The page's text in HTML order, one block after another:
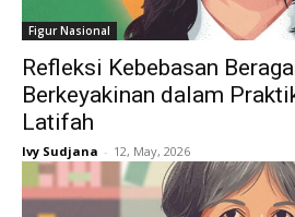
Figur Nasional
Refleksi Kebebasan
Berkeyakinan dalam
Latifah
Ivy Sudjana - 12, May, 2026